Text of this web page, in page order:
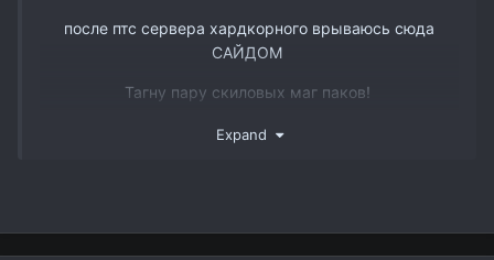
www.youtube.com/watch?v=DJJmtVgSQ6s&t
после птс сервера хардкорного врываюсь сюда
САЙДОМ
Тагну пару скиловых маг паков!
Так же есть пару слотов в пак 3 рес бп мм и овер
Expand